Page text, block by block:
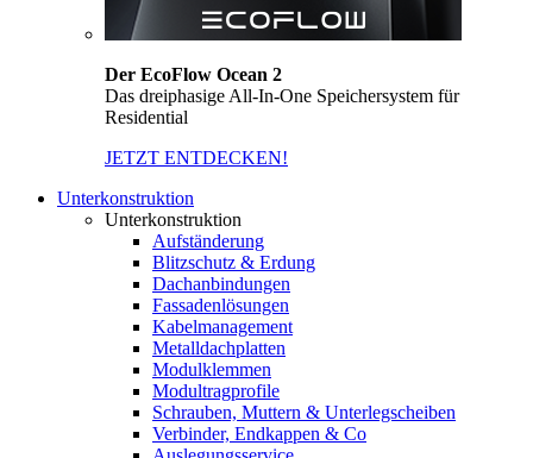
Der EcoFlow Ocean 2
Das dreiphasige All-In-One Speichersystem für
Residential
JETZT ENTDECKEN!
Unterkonstruktion
Unterkonstruktion
Aufständerung
Blitzschutz & Erdung
Dachanbindungen
Fassadenlösungen
Kabelmanagement
Metalldachplatten
Modulklemmen
Modultragprofile
Schrauben, Muttern & Unterlegscheiben
Verbinder, Endkappen & Co